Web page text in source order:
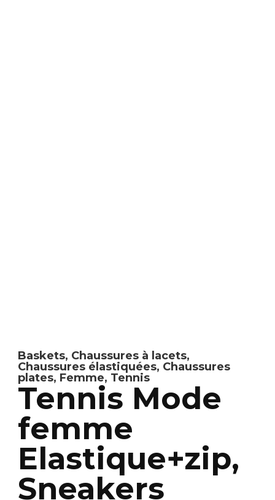
Baskets, Chaussures à lacets,
Chaussures élastiquées, Chaussures
plates, Femme, Tennis
Tennis Mode
femme
Elastique+zip,
Sneakers